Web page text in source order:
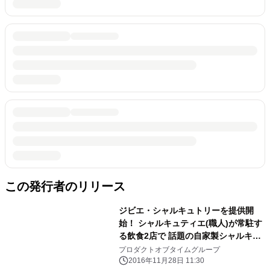
この発行者のリリース
ジビエ・シャルキュトリーを提供開
始！ シャルキュティエ(職人)が常駐す
る飲食2店で 話題の自家製シャルキュ
トリーを常時20種用意
プロダクトオブタイムグループ
2016年11月28日 11:30